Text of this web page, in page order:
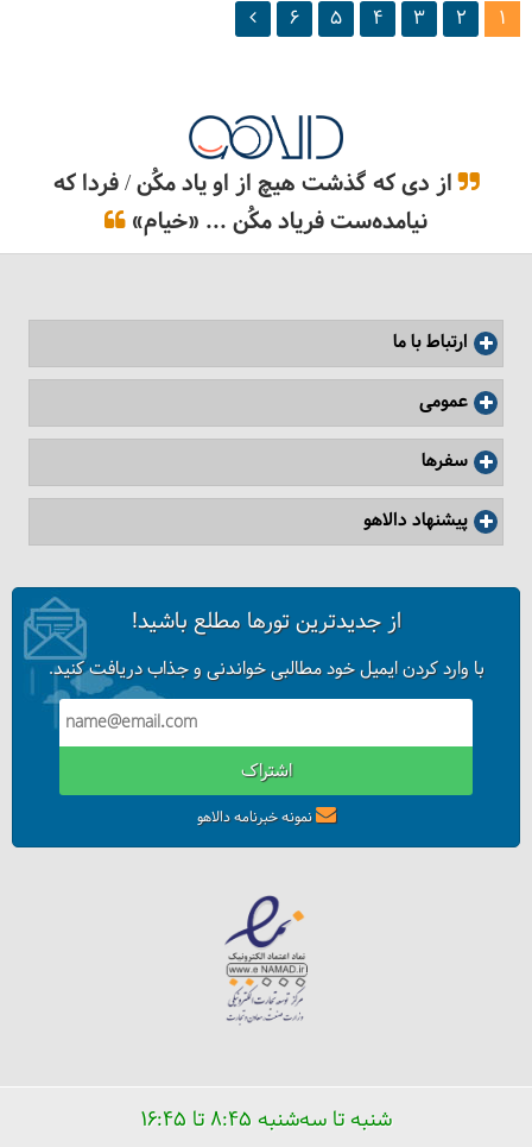
1
2
3
4
5
6
از دی که گذشت هیچ از او یاد مکُن / فردا که
نیامده‌ست فریاد مکُن ... «خیام»
ارتباط با ما
عمومی
سفرها
پیشنهاد دالاهو
از جدیدترین تورها مطلع باشید!
با وارد کردن ایمیل خود مطالبی خواندنی و جذاب دریافت کنید.
اشتراک
نمونه خبرنامه دالاهو
شنبه تا سه‌شنبه ۸:۴۵ تا ۱۶:۴۵